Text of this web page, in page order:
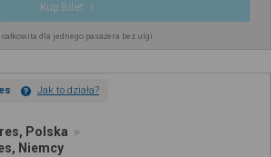
Kup Bilet
całkowita dla jednego pasażera bez ulgi
Jak to działa?
Polska
Niemcy